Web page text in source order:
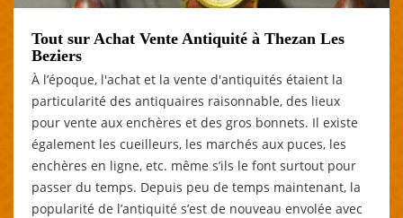
Tout sur Achat Vente Antiquité à Thezan Les
Beziers
À l’époque, l'achat et la vente d'antiquités étaient la
particularité des antiquaires raisonnable, des lieux
pour vente aux enchères et des gros bonnets. Il existe
également les cueilleurs, les marchés aux puces, les
enchères en ligne, etc. même s’ils le font surtout pour
passer du temps. Depuis peu de temps maintenant, la
popularité de l’antiquité s’est de nouveau envolée avec